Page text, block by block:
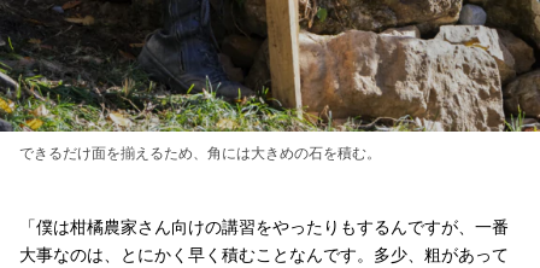
できるだけ面を揃えるため、角には大きめの石を積む。
「僕は柑橘農家さん向けの講習をやったりもするんですが、一番
大事なのは、とにかく早く積むことなんです。多少、粗があって